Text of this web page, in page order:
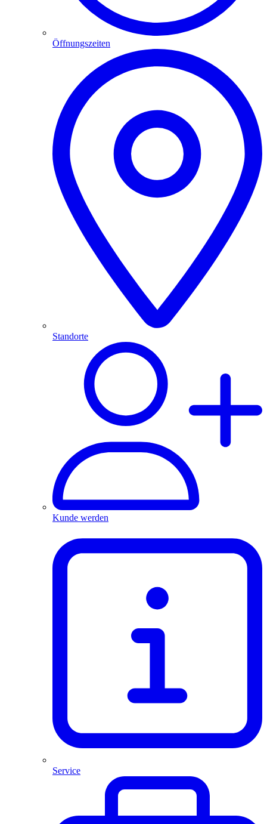
Öffnungszeiten
Standorte
Kunde werden
Service